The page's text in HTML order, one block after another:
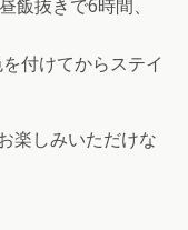
飯抜きで6時間、
付けてからステイ
楽しみいただけな